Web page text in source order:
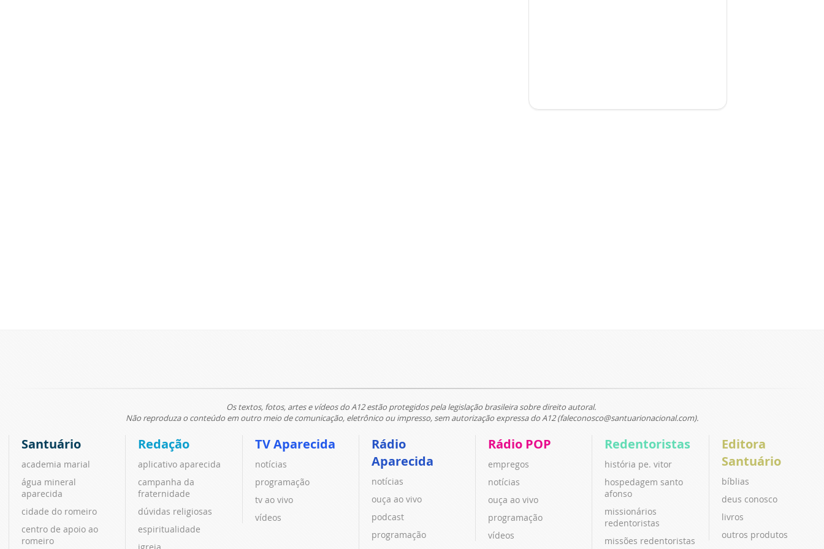
Os textos, fotos, artes e vídeos do A12 estão protegidos pela legislação brasileira sobre direito autoral.
Não reproduza o conteúdo em outro meio de comunicação, eletrônico ou impresso, sem autorização expressa do A12 (faleconosco@santuarionacional.com).
Santuário
academia marial
água mineral
aparecida
cidade do romeiro
centro de apoio ao
romeiro
Redação
aplicativo aparecida
campanha da
fraternidade
dúvidas religiosas
espiritualidade
igreja
TV Aparecida
notícias
programação
tv ao vivo
vídeos
Rádio
Aparecida
notícias
ouça ao vivo
podcast
programação
Rádio POP
empregos
notícias
ouça ao vivo
programação
vídeos
Redentoristas
história pe. vitor
hospedagem santo
afonso
missionários
redentoristas
missões redentoristas
Editora
Santuário
bíblias
deus conosco
livros
outros produtos